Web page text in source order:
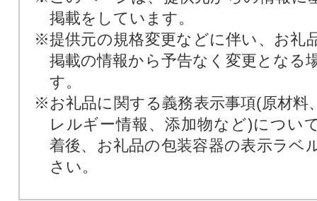
掲載をしています。
※提供元の規格変更などに伴い、お礼
掲載の情報から予告なく変更となる
す。
※お礼品に関する義務表示事項(原材料
レルギー情報、添加物など)につい
着後、お礼品の包装容器の表示ラベ
さい。